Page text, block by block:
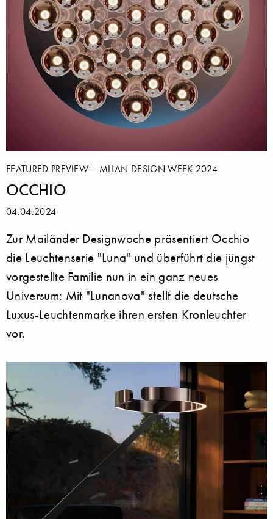
FEATURED PREVIEW – MILAN DESIGN WEEK 2024
OCCHIO
04.04.2024
Zur Mailänder Designwoche präsentiert Occhio
die Leuchtenserie "Luna" und überführt die jüngst
vorgestellte Familie nun in ein ganz neues
Universum: Mit "Lunanova" stellt die deutsche
Luxus-Leuchtenmarke ihren ersten Kronleuchter
vor.